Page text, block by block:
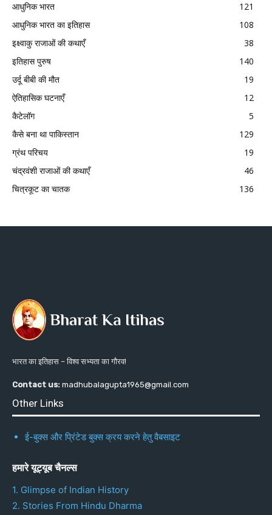
आधुनिक भारत
121
आधुनिक भारत का इतिहास
108
इक्ष्वाकु राजाओं की कथाएँ
38
इतिहास पुरुष
140
उर्दू बीबी की मौत
19
ऐतिहासिक घटनाएँ
12
कैटेलॉग
5
कैसे बना था पाकिस्तान
129
ग्रंथ परिचय
19
चंद्रवंशी राजाओं की कथाएँ
46
चित्रकूट का चातक
136
भारत का इतिहास – विश्व सभ्यता का गौरव!
Contact us: madhubalagupta1965@gmail.com
Other Links
ई-बुक्स और प्रिंटेड बुक्स क्रय करने हेतु वैबसाइट
हमारे यूट्यूब चैनल्स
1. Glimpse of Indian History
2. Stories From Hindu Dharma